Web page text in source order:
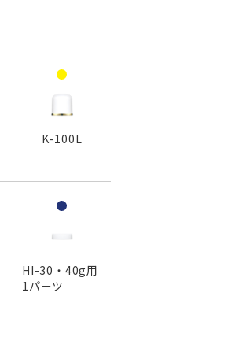
K-100L
HI-30・40g用
1パーツ